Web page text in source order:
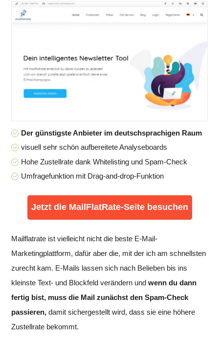
Der günstigste Anbieter im deutschsprachigen Raum
visuell sehr schön aufbereitete Analyseboards
Hohe Zustellrate dank Whitelisting und Spam-Check
Umfragefunktion mit Drag-and-drop-Funktion
Jetzt die MailFlatRate-Seite besuchen
Mailflatrate ist vielleicht nicht die beste E-Mail-
Marketingplattform, dafür aber die, mit der ich am schnellsten
zurecht kam. E-Mails lassen sich nach Belieben bis ins
kleinste Text- und Blockfeld verändern und wenn du dann
fertig bist, muss die Mail zunächst den Spam-Check
passieren, damit sichergestellt wird, dass sie eine höhere
Zustellrate bekommt.